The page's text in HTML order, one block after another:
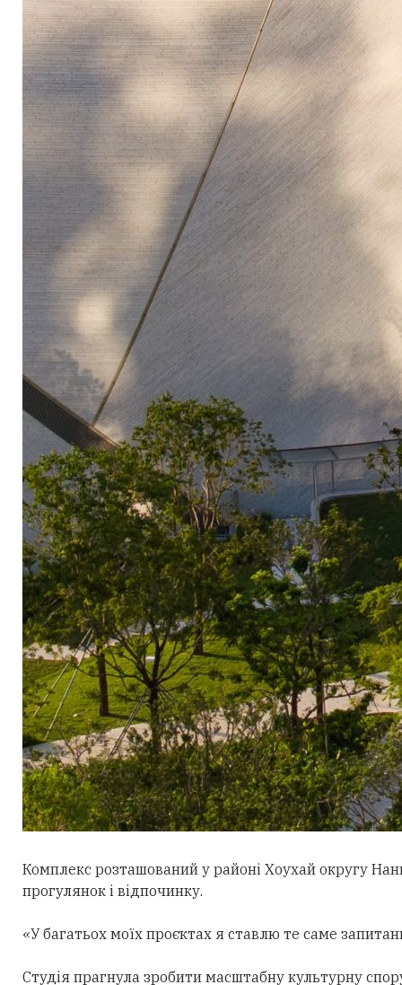
Комплекс розташований у районі Хоухай округу
прогулянок і відпочинку.
«У багатьох моїх проєктах я ставлю те саме
Студія прагнула зробити масштабну культурну